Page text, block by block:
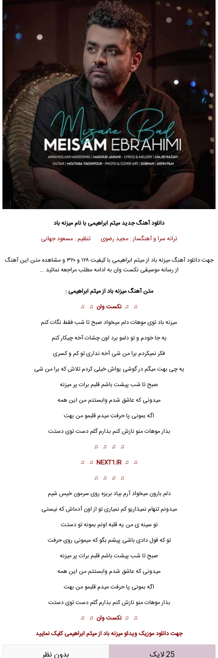
دانلود آهنگ جدیدمیثم ابراهیمی با نام میزنه باد
ترانه سرا و آهنگساز : مجید رضوی تنظیم : مسعود جهانی
جهت دانلود آهنگ میزنه باد ازمیثم ابراهیمی
با کیفیت ۱۲۸ و ۳۲۰ و مشاهده متن این آهنگ
از رسانه موسیقی نکست وان به ادامه مطلب مراجعه نمائید …
متن آهنگ میزنه باد ازمیثم ابراهیمی :
♫ ♫ نکست وان ♫ ♫
میزنه باد توی موهات دلم میخواد صبح تا شب فقط نگات کنم
یه جا خودم و تو دلمو برد اون چشات آخه چیکار کنم
فکر نمیکردم برا من شی آخه نداری تو کم و کسری
یه چی بهت میگم در گوشی یواش خیلی کردم تلاش که برا من شی
صبح تا شب پیشت باشم قلبم برات پر میزنه
میدونی که عاشق شدم وابستتم من این همه
اگه بمونی پا حرفت میدم قلبمو من بهت
بذار موهات منو نازش کنم بذارم گلم دست توی دستت
♫ ♫ ♫ ♫
♫ ♫
NEXT1.IR
♫ ♫
♫ ♫ ♫ ♫
دلم بارون میخواد آرم بیاد بریزه روی سرمون خیس شیم
میدونم تنهام نمیذاریو کم نمیاری تو از اون آدماش که نیستی
تو سینه ی من یه قلبه اونم بمونه تو دستت
تو که قول دادی باشی پیشم بگو که میمونی روی حرفت
صبح تا شب پیشت باشم قلبم برات پر میزنه
میدونی که عاشق شدم وابستتم من این همه
اگه بمونی پا حرفت میدم قلبمو من بهت
بذار موهات منو نازش کنم بذارم گلم دست توی دستت
♫ ♫ نکست وان ♫ ♫
جهتدانلود موزیک ویدئو میزنه باد از میثم ابراهیمیکلیک نمایید
25 لایک بدون نظر